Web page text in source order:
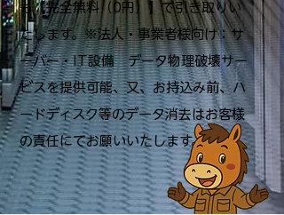
も【完全無料（0円）】で引き取りい
たします。※法人・事業者様向け：サ
ーバー・IT設備 データ物理破壊サー
ビスを提供可能、又、お持込み前、ハ
ードディスク等のデータ消去はお客様
の責任にてお願いいたします。